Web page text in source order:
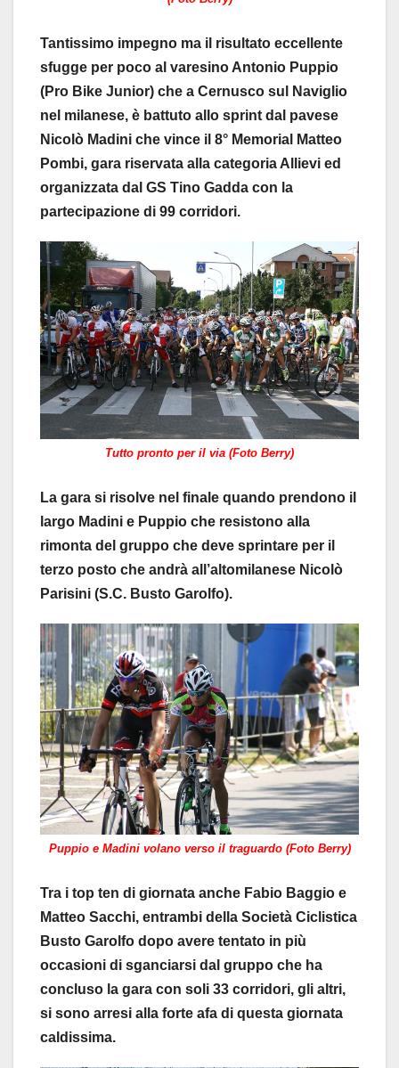
Tantissimo impegno ma il risultato eccellente
sfugge per poco al varesino Antonio Puppio
(Pro Bike Junior) che a Cernusco sul Naviglio
nel milanese, è battuto allo sprint dal pavese
Nicolò Madini che vince il 8° Memorial Matteo
Pombi, gara riservata alla categoria Allievi ed
organizzata dal GS Tino Gadda con la
partecipazione di 99 corridori.
Tutto pronto per il via (Foto Berry)
La gara si risolve nel finale quando prendono il
largo Madini e Puppio che resistono alla
rimonta del gruppo che deve sprintare per il
terzo posto che andrà all’altomilanese Nicolò
Parisini (S.C. Busto Garolfo).
Puppio e Madini volano verso il traguardo (Foto Berry)
Tra i top ten di giornata anche Fabio Baggio e
Matteo Sacchi, entrambi della Società Ciclistica
Busto Garolfo dopo avere tentato in più
occasioni di sganciarsi dal gruppo che ha
concluso la gara con soli 33 corridori, gli altri,
si sono arresi alla forte afa di questa giornata
caldissima.